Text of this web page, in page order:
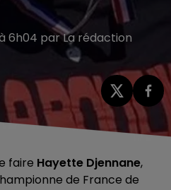
6h04 par La rédaction
faire Hayette Djennane,
de France de